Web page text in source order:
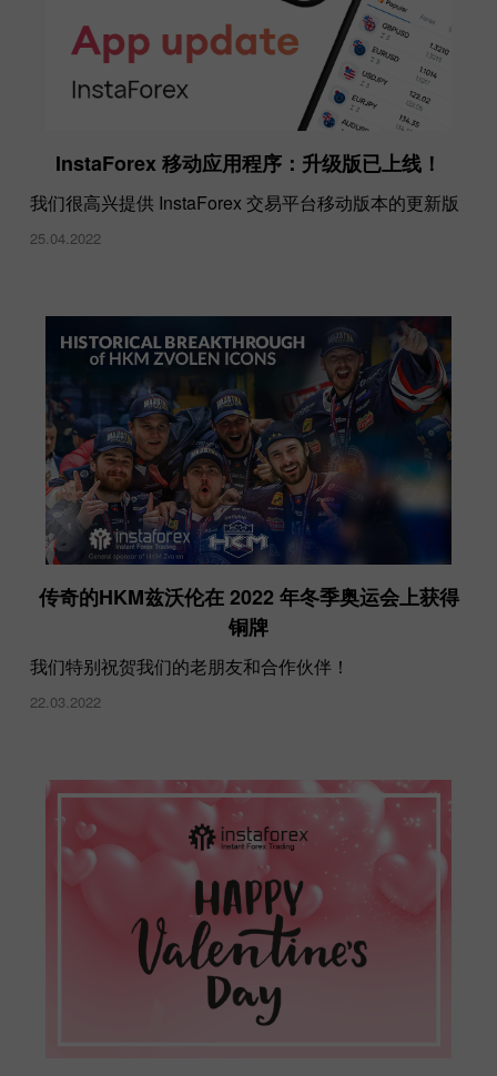
InstaForex 移动应用程序：升级版已上线！
我们很高兴提供 InstaForex 交易平台移动版本的更新版
25.04.2022
传奇的HKM兹沃伦在 2022 年冬季奥运会上获得
铜牌
我们特别祝贺我们的老朋友和合作伙伴！
22.03.2022